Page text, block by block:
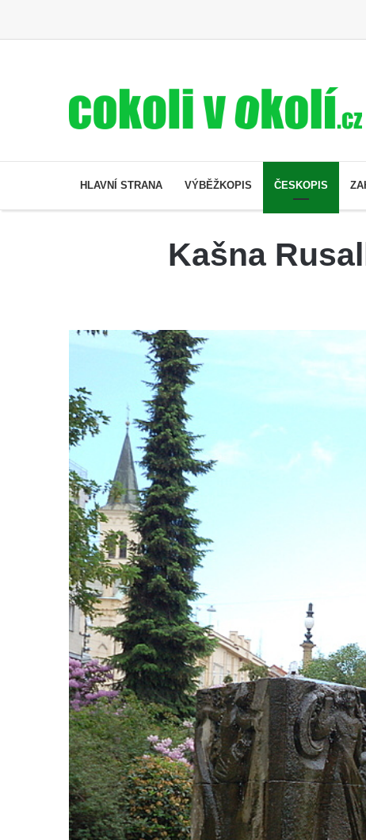
HLAVNÍ STRANA VÝBĚŽKOPIS ČESKOPIS
Kašna